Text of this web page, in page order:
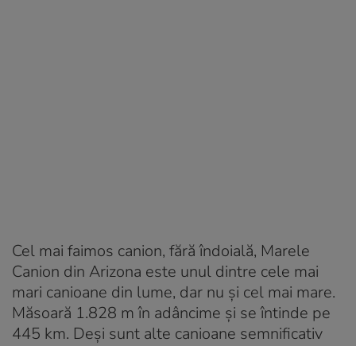
Cel mai faimos canion, fără îndoială, Marele
Canion din Arizona este unul dintre cele mai
mari canioane din lume, dar nu și cel mai mare.
Măsoară 1.828 m în adâncime și se întinde pe
445 km. Deși sunt alte canioane semnificativ